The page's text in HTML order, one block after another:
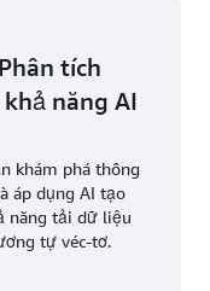
tích
năng AI
khám phá thông
áp dụng AI tạo
năng tải dữ liệu
tự véc-tơ.